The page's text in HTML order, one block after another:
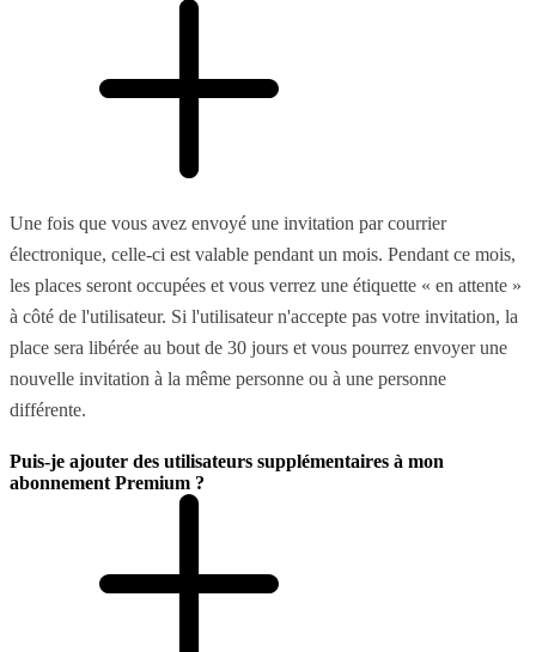
Une fois que vous avez envoyé une invitation par courrier
électronique, celle-ci est valable pendant un mois. Pendant ce mois,
les places seront occupées et vous verrez une étiquette « en attente »
à côté de l'utilisateur. Si l'utilisateur n'accepte pas votre invitation, la
place sera libérée au bout de 30 jours et vous pourrez envoyer une
nouvelle invitation à la même personne ou à une personne
différente.
Puis-je ajouter des utilisateurs supplémentaires à mon
abonnement Premium ?